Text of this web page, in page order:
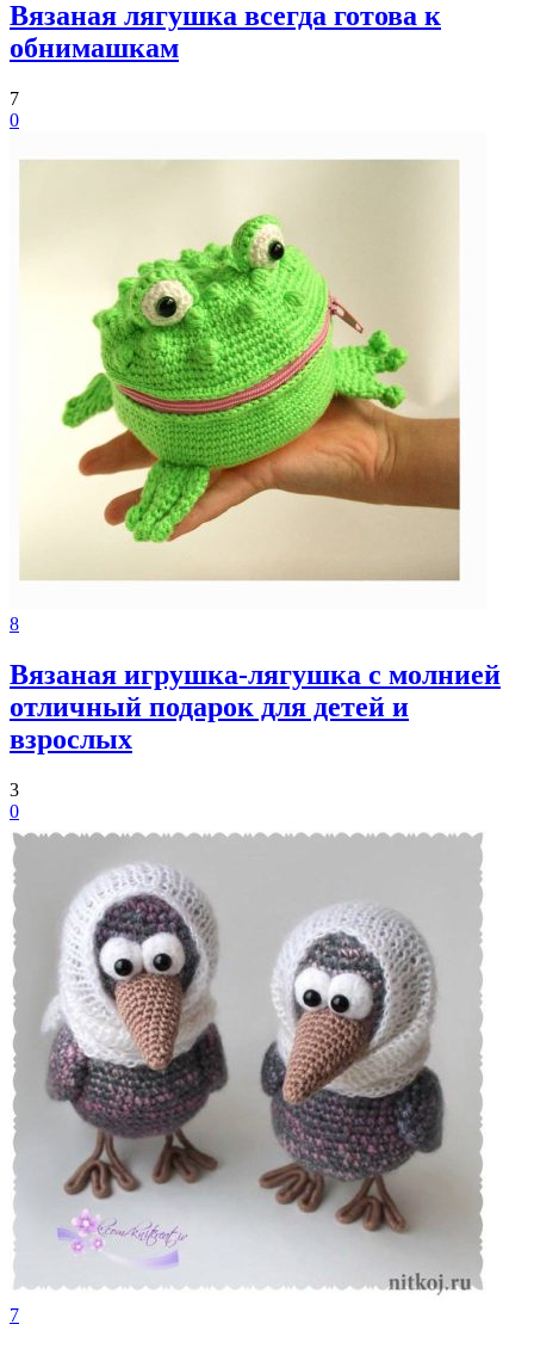
Вязаная лягушка всегда готова к
обнимашкам
7
0
8
Вязаная игрушка-лягушка с молнией
отличный подарок для детей и
взрослых
3
0
7